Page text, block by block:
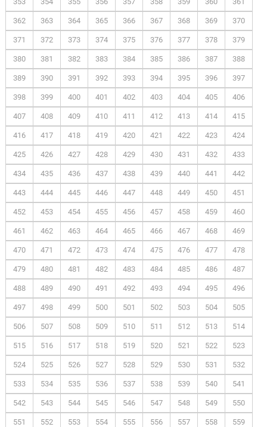
362 363 364 365 366 367 368 369 370
371 372 373 374 375 376 377 378 379
380 381 382 383 384 385 386 387 388
389 390 391 392 393 394 395 396 397
398 399 400 401 402 403 404 405 406
407 408 409 410 411 412 413 414 415
416 417 418 419 420 421 422 423 424
425 426 427 428 429 430 431 432 433
434 435 436 437 438 439 440 441 442
443 444 445 446 447 448 449 450 451
452 453 454 455 456 457 458 459 460
461 462 463 464 465 466 467 468 469
470 471 472 473 474 475 476 477 478
479 480 481 482 483 484 485 486 487
488 489 490 491 492 493 494 495 496
497 498 499 500 501 502 503 504 505
506 507 508 509 510 511 512 513 514
515 516 517 518 519 520 521 522 523
524 525 526 527 528 529 530 531 532
533 534 535 536 537 538 539 540 541
542 543 544 545 546 547 548 549 550
551 552 553 554 555 556 557 558 559